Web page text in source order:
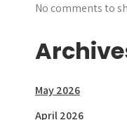
No comments to
May 2026
April 2026